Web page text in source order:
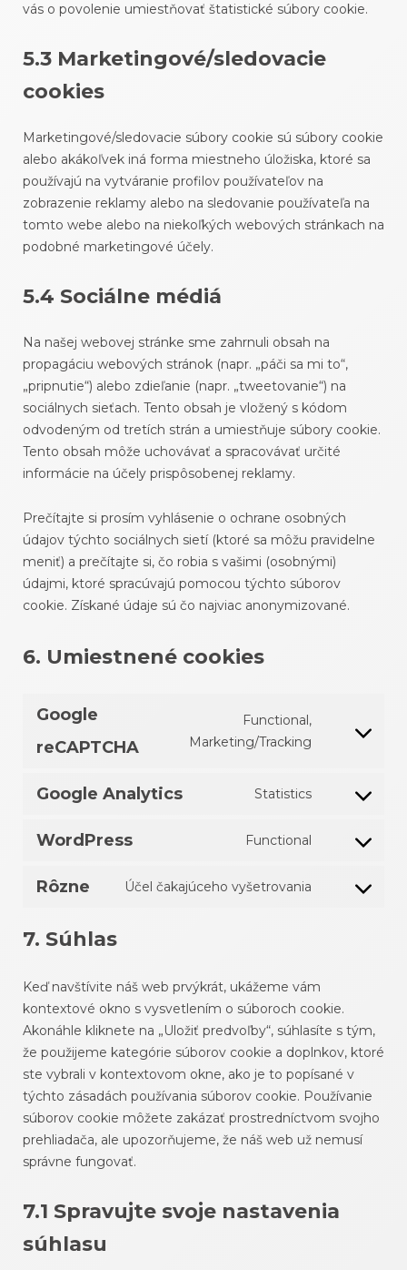
vás o povolenie umiestňovať štatistické súbory cookie.
5.3 Marketingové/sledovacie
cookies
Marketingové/sledovacie súbory cookie sú súbory cookie
alebo akákoľvek iná forma miestneho úložiska, ktoré sa
používajú na vytváranie profilov používateľov na
zobrazenie reklamy alebo na sledovanie používateľa na
tomto webe alebo na niekoľkých webových stránkach na
podobné marketingové účely.
5.4 Sociálne médiá
Na našej webovej stránke sme zahrnuli obsah na
propagáciu webových stránok (napr. „páči sa mi to“,
„pripnutie“) alebo zdieľanie (napr. „tweetovanie“) na
sociálnych sieťach. Tento obsah je vložený s kódom
odvodeným od tretích strán a umiestňuje súbory cookie.
Tento obsah môže uchovávať a spracovávať určité
informácie na účely prispôsobenej reklamy.
Prečítajte si prosím vyhlásenie o ochrane osobných
údajov týchto sociálnych sietí (ktoré sa môžu pravidelne
meniť) a prečítajte si, čo robia s vašimi (osobnými)
údajmi, ktoré spracúvajú pomocou týchto súborov
cookie. Získané údaje sú čo najviac anonymizované.
6. Umiestnené cookies
Google
reCAPTCHA
Functional,
Marketing/Tracking
Consent
google-
Google Analytics Statistics
Consent
service
analytics
WordPress Functional
Consent
service
Rôzne Účel čakajúceho vyšetrovania
Consent
7. Súhlas
Keď navštívite náš web prvýkrát, ukážeme vám
kontextové okno s vysvetlením o súboroch cookie.
Akonáhle kliknete na „Uložiť predvoľby“, súhlasíte s tým,
že použijeme kategórie súborov cookie a doplnkov, ktoré
ste vybrali v kontextovom okne, ako je to popísané v
týchto zásadách používania súborov cookie. Používanie
súborov cookie môžete zakázať prostredníctvom svojho
prehliadača, ale upozorňujeme, že náš web už nemusí
správne fungovať.
7.1 Spravujte svoje nastavenia
súhlasu